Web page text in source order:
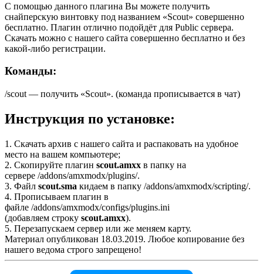
С помощью данного плагина Вы можете получить
снайперскую винтовку под названием «Scout» совершенно
бесплатно. Плагин отлично подойдёт для Public сервера.
Скачать можно с нашего сайта совершенно бесплатно и без
какой-либо регистрации.
Команды:
/scout — получить «Scout». (команда прописывается в чат)
Инструкция по установке:
1. Скачать архив с нашего сайта и распаковать на удобное
место на вашем компьютере;
2. Скопируйте плагин scout.amxx в папку на
сервере /addons/amxmodx/plugins/.
3. Файл scout.sma кидаем в папку /addons/amxmodx/scripting/.
4. Прописываем плагин в
файле /addons/amxmodx/configs/plugins.ini
(добавляем строку scout.amxx).
5. Перезапускаем сервер или же меняем карту.
Материал опубликован 18.03.2019. Любое копирование без
нашего ведома строго запрещено!